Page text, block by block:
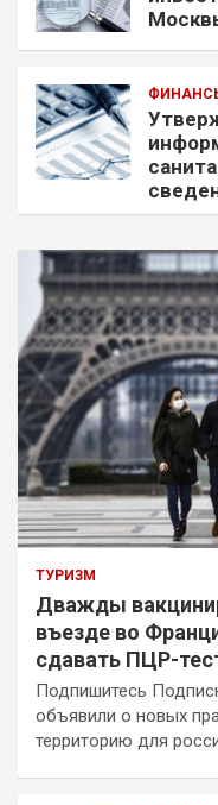
ТУРИЗМ
Дважды
въезде во
сдавать ПЦР-
Подпишитесь
объявили о новых
территорию для